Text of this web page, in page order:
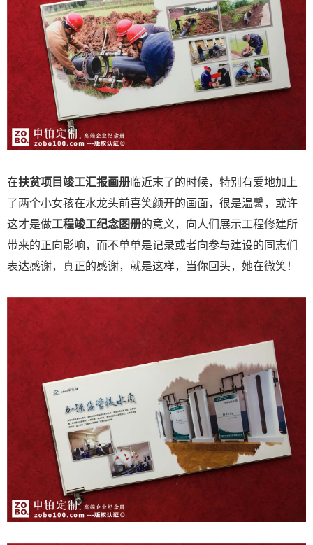
在扶贫项目竣工汇报画册临近末了的时候，特别有爱地加上
了两个小女孩在水龙头前喜笑颜开的画面，很是温馨，或许
这才是做工程竣工纪念图册的意义，向人们展示工程修建所
带来的正向影响，而不单单是记录或者向参与建设的同志们
表达感谢，真正的感谢，就是这样，当你回头，她在微笑！